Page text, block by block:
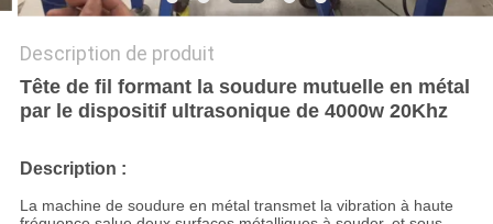
CONFIDENTIALITÉ
Description de produit
Tête de fil formant la soudure mutuelle en métal
par le dispositif ultrasonique de 4000w 20Khz
Description :
La machine de soudure en métal transmet la vibration à haute